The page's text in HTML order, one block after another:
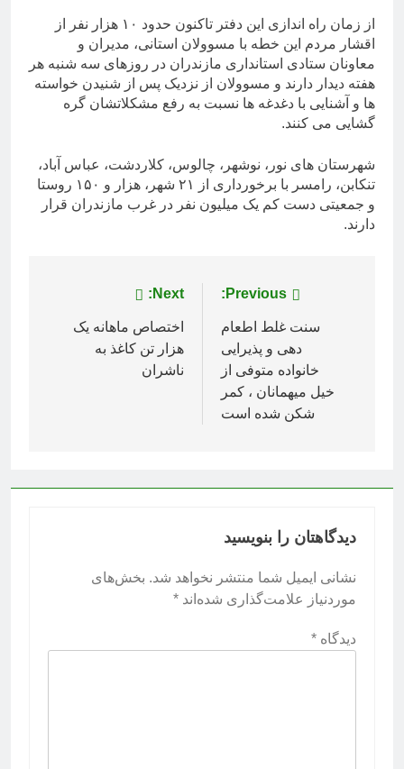
از زمان راه اندازی این دفتر تاکنون حدود ۱۰ هزار نفر از
اقشار مردم این خطه با مسوولان استانی، مدیران و
معاونان ستادی استانداری مازندران در روزهای سه شنبه هر
هفته دیدار دارند و مسوولان از نزدیک پس از شنیدن خواسته
ها و آشنایی با دغدغه ها نسبت به رفع مشکلاتشان گره
گشایی می کنند.
شهرستان های نور، نوشهر، چالوس، کلاردشت، عباس آباد،
تنکابن، رامسر با برخورداری از ۲۱ شهر، هزار و ۱۵۰ روستا
و جمعیتی دست کم یک میلیون نفر در غرب مازندران قرار
دارند.
راهبری
نوشته
Previous:
سنت غلط اطعام
دهی و پذیرایی
خانواده متوفی از
خیل میهمانان ، کمر
شکن شده است
Next:
‌اختصاص ماهانه یک
هزار تن کاغذ به
ناشران
دیدگاهتان را بنویسید
نشانی ایمیل شما منتشر نخواهد شد. بخش‌های
موردنیاز علامت‌گذاری شده‌اند *
دیدگاه *